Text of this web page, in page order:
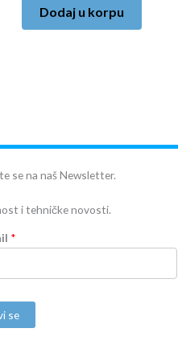
Dodaj u korpu
se na naš Newsletter.
i tehničke novosti.
*
se